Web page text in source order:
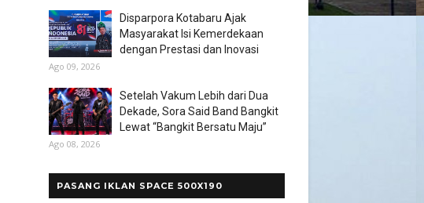
Disparpora Kotabaru Ajak
Masyarakat Isi Kemerdekaan
dengan Prestasi dan Inovasi
Ago 09, 2026
Setelah Vakum Lebih dari Dua
Dekade, Sora Said Band Bangkit
Lewat “Bangkit Bersatu Maju”
Ago 08, 2026
PASANG IKLAN SPACE 500X190